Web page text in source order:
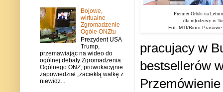
Premier Orbán na
dla młodzieży w
Fot. MTI/Biuro
pracujacy w
bestsellerów
P
Bojowe,
wirtualne
Zgromadzenie
Ogóle ONZtu
Prezydent USA
Trump,
przemawiając na wideo do
ogólnej debaty Zgromadzenia
Ogólnego ONZ, prowokacyjnie
zapowiedział „zaciekłą walkę z
niewidz...